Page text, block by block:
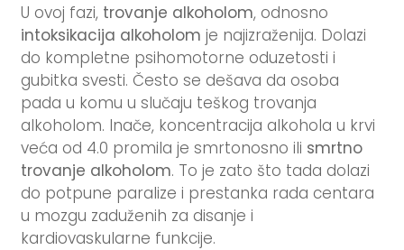
U ovoj fazi, trovanje alkoholom, odnosno
intoksikacija alkoholom je najizraženija. Dolazi
do kompletne psihomotorne oduzetosti i
gubitka svesti. Često se dešava da osoba
pada u komu u slučaju teškog trovanja
alkoholom. Inače, koncentracija alkohola u krvi
veća od 4.0 promila je smrtonosno ili smrtno
trovanje alkoholom. To je zato što tada dolazi
do potpune paralize i prestanka rada centara
u mozgu zaduženih za disanje i
kardiovaskularne funkcije.